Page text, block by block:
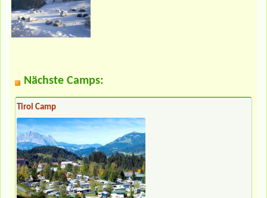
Nächste Camps:
Tirol Camp